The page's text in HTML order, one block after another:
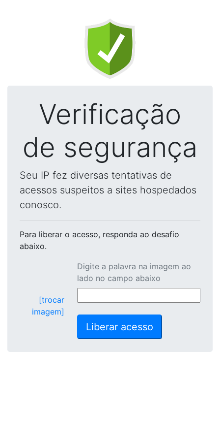
Verificação
de segurança
Seu IP fez diversas tentativas de
acessos suspeitos a sites hospedados
conosco.
Para liberar o acesso, responda ao desafio
abaixo.
[trocar
imagem]
Digite a palavra na imagem ao
lado no campo abaixo